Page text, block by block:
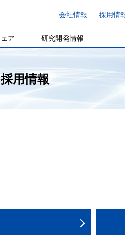
会社情報 採用情
ア 研究開発情報
採用情報